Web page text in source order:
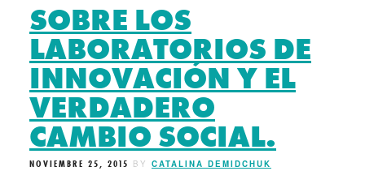
SOBRE LOS
LABORATORIOS DE
INNOVACIÓN Y EL
VERDADERO
CAMBIO SOCIAL.
NOVIEMBRE 25, 2015 BY CATALINA DEMIDCHUK